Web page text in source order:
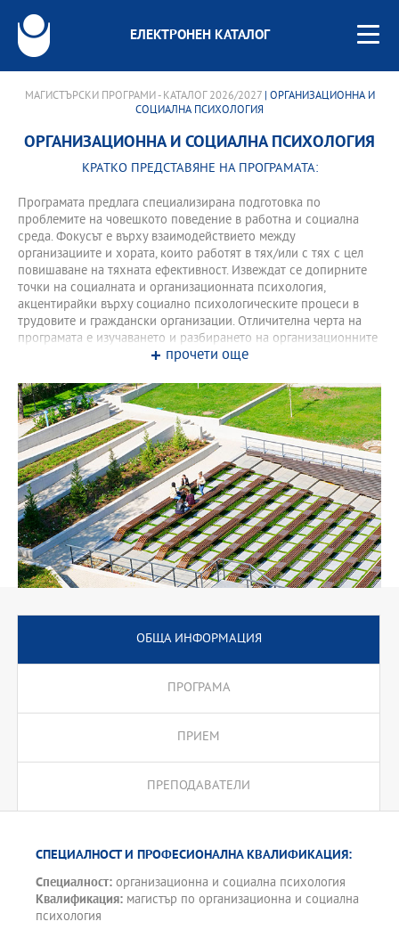
ЕЛЕКТРОНЕН КАТАЛОГ
МАГИСТЪРСКИ ПРОГРАМИ - КАТАЛОГ 2026/2027| ОРГАНИЗАЦИОННА И
СОЦИАЛНА ПСИХОЛОГИЯ
ОРГАНИЗАЦИОННА И СОЦИАЛНА ПСИХОЛОГИЯ
КРАТКО ПРЕДСТАВЯНЕ НА ПРОГРАМАТА:
Програмата предлага специализирана подготовка по
проблемите на човешкото поведение в работна и социална
среда. Фокусът е върху взаимодействието между
организациите и хората, които работят в тях/или с тях с цел
повишаване на тяхната ефективност. Извеждат се допирните
точки на социалната и организационната психология,
акцентирайки върху социално психологическите процеси в
трудовите и граждански организации. Отличителна черта на
програмата е изучаването и разбирането на организационните
процеси от различни перспективи - на индивидуално, групово
Програмата има практическа насоченост - освен задълбочени
теоретични познания, тя включва и провеждането на реални
изследвания и практически упражнения, като по този начин
подготвя студентите да развиват и прилагат уменията
необходими за успешна реализация в света на бизнеса и
управлението на човешките ресурси.
Програмата предлага подготвителни курсове за кандидати от
други образователни области.
прочети още
ОБЩА ИНФОРМАЦИЯ
ПРОГРАМА
ПРИЕМ
ПРЕПОДАВАТЕЛИ
СПЕЦИАЛНОСТ И ПРОФЕСИОНАЛНА КВАЛИФИКАЦИЯ:
Специалност: организационна и социална психология
Квалификация: магистър по организационна и социална
психология